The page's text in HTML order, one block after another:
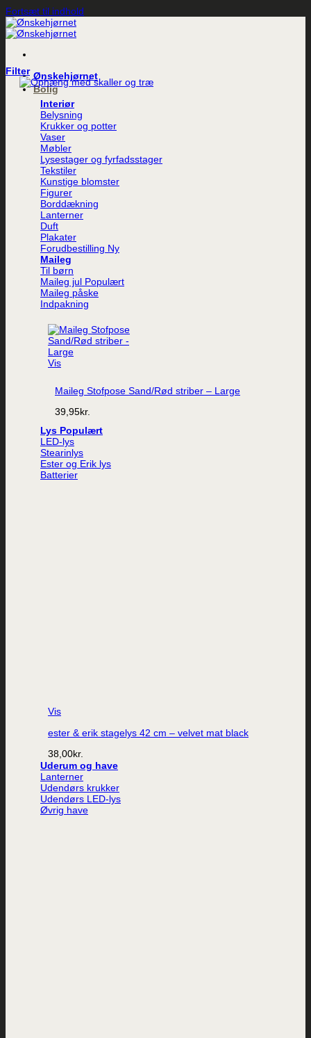
Fortsæt til indhold
Ønskehjørnet
Bolig
Interiør
Belysning
Krukker og potter
Vaser
Møbler
Lysestager og fyrfadsstager
Tekstiler
Kunstige blomster
Figurer
Borddækning
Lanterner
Duft
Plakater
Forudbestilling
Maileg
Til børn
Maileg jul
Maileg påske
Indpakning
Vis
Maileg Stofpose Sand/Rød striber – Large
39,95kr.
Lys
LED-lys
Stearinlys
Ester og Erik lys
Batterier
Vis
ester & erik stagelys 42 cm – velvet mat black
38,00kr.
Uderum og have
Lanterner
Udendørs krukker
Udendørs LED-lys
Øvrig have
Filter